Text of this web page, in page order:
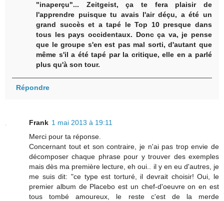
"inaperçu"... Zeitgeist, ça te fera plaisir de
l'apprendre puisque tu avais l'air déçu, a été un
grand succès et a tapé le Top 10 presque dans
tous les pays occidentaux. Donc ça va, je pense
que le groupe s'en est pas mal sorti, d'autant que
même s'il a été tapé par la critique, elle en a parlé
plus qu'à son tour.
Répondre
Frank 1 mai 2013 à 19:11
Merci pour ta réponse.
Concernant tout et son contraire, je n'ai pas trop envie de
décomposer chaque phrase pour y trouver des exemples
mais dès ma première lecture, eh oui.. il y en eu d'autres, je
me suis dit: "ce type est torturé, il devrait choisir! Oui, le
premier album de Placebo est un chef-d'oeuvre on en est
tous tombé amoureux, le reste c'est de la merde